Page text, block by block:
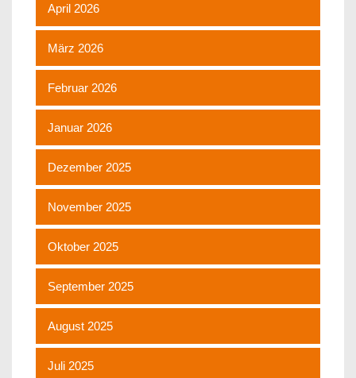
April 2026
März 2026
Februar 2026
Januar 2026
Dezember 2025
November 2025
Oktober 2025
September 2025
August 2025
Juli 2025